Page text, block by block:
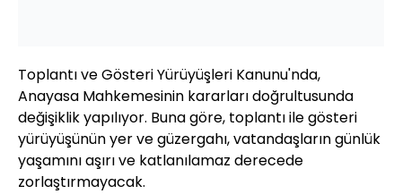
Toplantı ve Gösteri Yürüyüşleri Kanunu'nda,
Anayasa Mahkemesinin kararları doğrultusunda
değişiklik yapılıyor. Buna göre, toplantı ile gösteri
yürüyüşünün yer ve güzergahı, vatandaşların günlük
yaşamını aşırı ve katlanılamaz derecede
zorlaştırmayacak.